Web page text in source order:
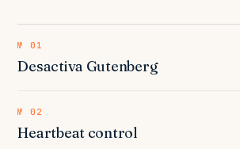
№ 01
Desactiva Gutenberg
№ 02
Heartbeat control